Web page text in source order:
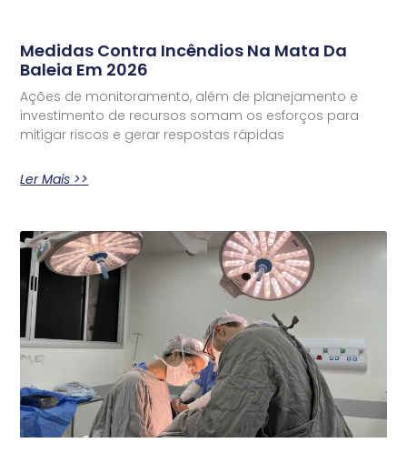
Medidas Contra Incêndios Na Mata Da
Baleia Em 2026
Ações de monitoramento, além de planejamento e
investimento de recursos somam os esforços para
mitigar riscos e gerar respostas rápidas
Ler Mais >>